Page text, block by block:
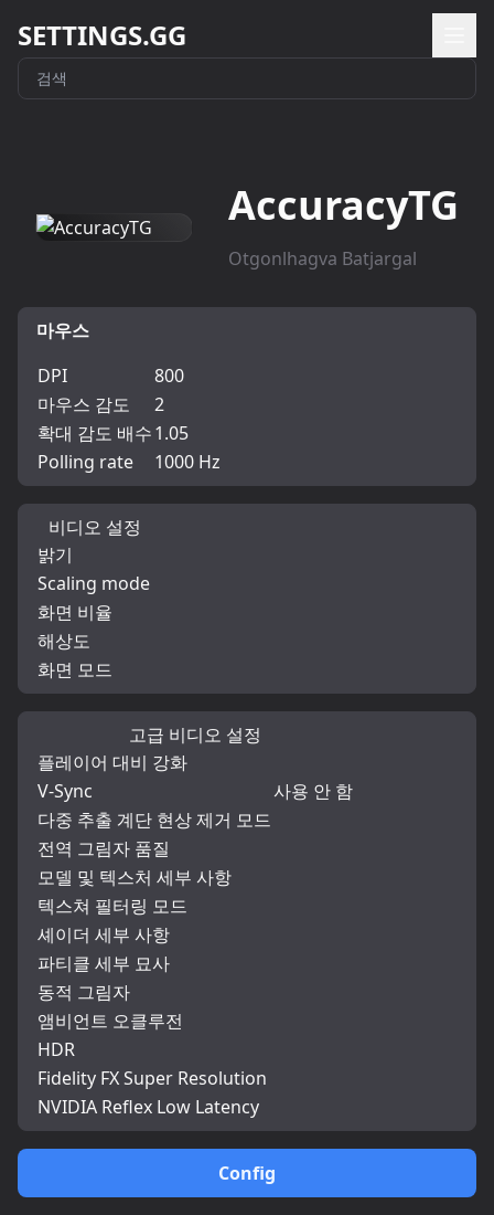
SETTINGS.GG
AccuracyTG
Otgonlhagva Batjargal
Config
마우스
DPI
800
마우스 감도
2
확대 감도 배수1.05
Polling rate
1000 Hz
비디오 설정
밝기
Scaling mode
화면 비율
해상도
화면 모드
고급 비디오 설정
플레이어 대비 강화
V-Sync
사용 안 함
다중 추출 계단 현상 제거 모드
전역 그림자 품질
모델 및 텍스처 세부 사항
텍스쳐 필터링 모드
셰이더 세부 사항
파티클 세부 묘사
동적 그림자
앰비언트 오클루전
HDR
Fidelity FX Super Resolution
NVIDIA Reflex Low Latency